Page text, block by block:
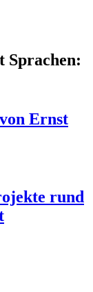
Ernst
rund